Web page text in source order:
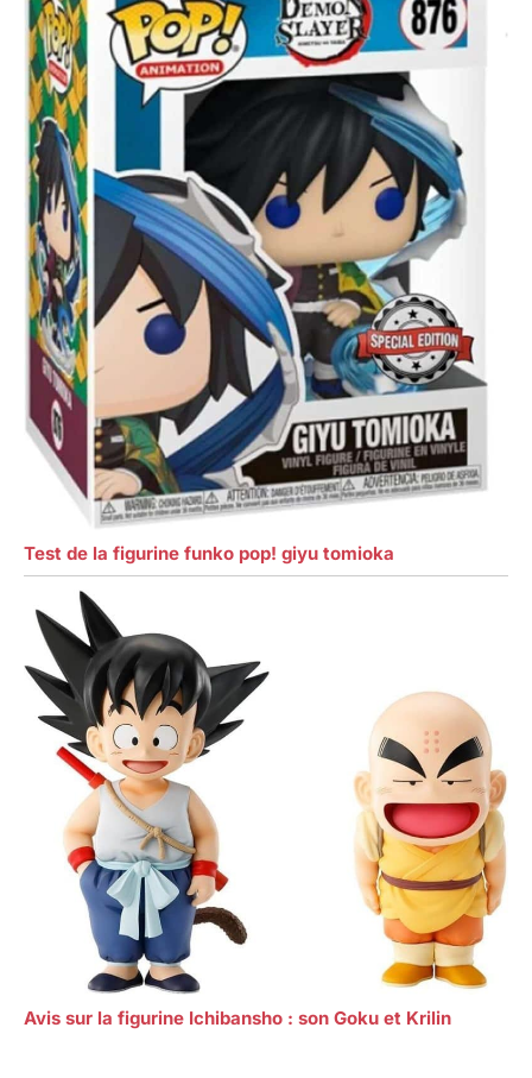
Test de la figurine funko pop! giyu tomioka
Avis sur la figurine Ichibansho : son Goku et Krilin